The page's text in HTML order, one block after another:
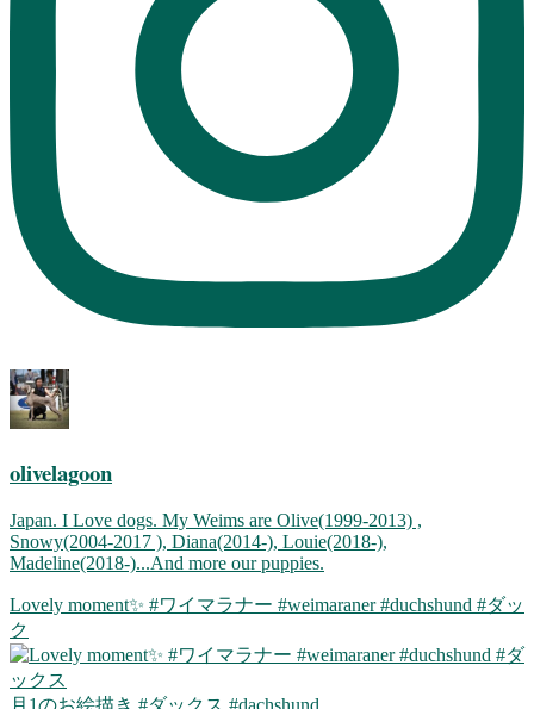
olivelagoon
Japan. I Love dogs. My Weims are Olive(1999-2013) ,
Snowy(2004-2017 ), Diana(2014-), Louie(2018-),
Madeline(2018-)...And more our puppies.
Lovely moment✨ #ワイマラナー #weimaraner #duchshund #ダッ
ク